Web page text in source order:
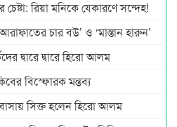
রিয়া মনিকে যেকারণে সন্দেহ!
চার বউ’ ও ‘মাস্তান হারুন’
দ্বারে দ্বারে হিরো আলম
বিস্ফোরক মন্তব্য
সিক্ত হলেন হিরো আলম